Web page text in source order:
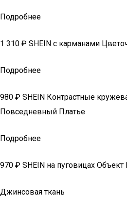
Подробнее
1 310 ₽ SHEIN с карманами
Подробнее
980 ₽ SHEIN Контрастные
Повседневный Платье
Подробнее
970 ₽ SHEIN на пуговицах
Джинсовая ткань